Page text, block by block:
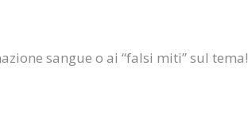
sangue o ai “falsi miti” sul tema!